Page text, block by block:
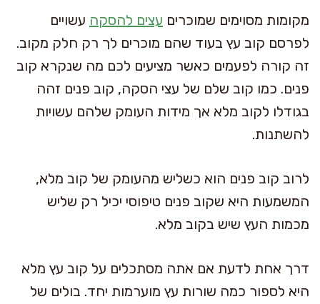
מקומות מסוימים שמוכרים עצים להסקה עשויים
לפרסם קוב עץ בעוד שהם מוכרים לך רק חלק מקוב.
זה קורה לפעמים כאשר מציעים לכם מה שנקרא קוב
פנים. כמו קוב שלם של עצי הסקה, קוב פנים זהה
בגודלו לקוב מלא אך מידות העומק שלהם עשויות
להשתנות.
לרוב קוב פנים הוא כשליש מהעומק של קוב מלא,
המשמעות היא שקוב פנים טיפוסי יכיל רק שליש
מכמות העץ שיש בקוב מלא.
דרך אחת לדעת אם אתה מסתכלים על קוב עץ מלא
היא לספור כמה שורות עץ מוערמות יחד. בולים של